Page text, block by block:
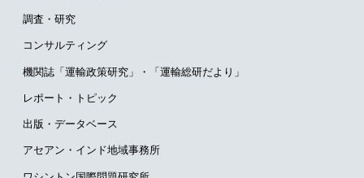
調査・研究
コンサルティング
機関誌「運輸政策研究」・ 「運輸総研だより」
レポート・トピック
出版・データベース
アセアン・インド地域事務所